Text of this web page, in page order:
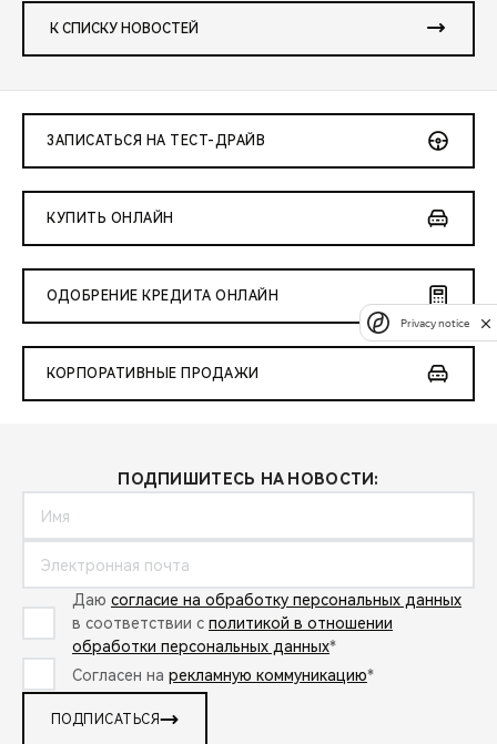
К СПИСКУ НОВОСТЕЙ
ЗАПИСАТЬСЯ НА ТЕСТ-ДРАЙВ
КУПИТЬ ОНЛАЙН
ОДОБРЕНИЕ КРЕДИТА ОНЛАЙН
КОРПОРАТИВНЫЕ ПРОДАЖИ
ПОДПИШИТЕСЬ НА НОВОСТИ:
Даю согласие на обработку персональных данных
в соответствии с политикой в отношении
обработки персональных данных*
Согласен на рекламную коммуникацию*
ПОДПИСАТЬСЯ
Privacy notice